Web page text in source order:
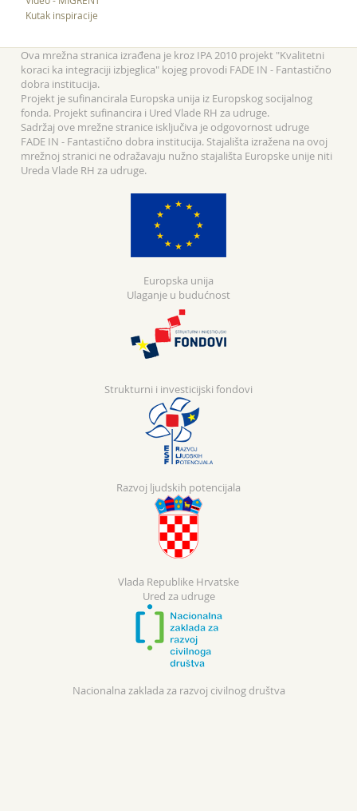
Kutak inspiracije
Ova mrežna stranica izrađena je kroz IPA 2010 projekt "Kvalitetni
koraci ka integraciji izbjeglica" kojeg provodi FADE IN - Fantastično
dobra institucija.
Projekt je sufinancirala Europska unija iz Europskog socijalnog
fonda. Projekt sufinancira i Ured Vlade RH za udruge.
Sadržaj ove mrežne stranice isključiva je odgovornost udruge
FADE IN - Fantastično dobra institucija. Stajališta izražena na ovoj
mrežnoj stranici ne odražavaju nužno stajališta Europske unije niti
Ureda Vlade RH za udruge.
Europska unija
Ulaganje u budućnost
Strukturni i investicijski fondovi
Razvoj ljudskih potencijala
Vlada Republike Hrvatske
Ured za udruge
Nacionalna zaklada za razvoj civilnog društva